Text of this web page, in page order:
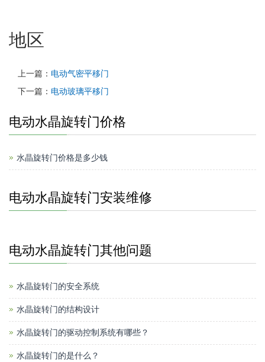
地区
上一篇： 电动气密平移门
下一篇： 电动玻璃平移门
电动水晶旋转门价格
水晶旋转门价格是多少钱
电动水晶旋转门安装维修
电动水晶旋转门其他问题
水晶旋转门的安全系统
水晶旋转门的结构设计
水晶旋转门的驱动控制系统有哪些？
水晶旋转门的是什么？